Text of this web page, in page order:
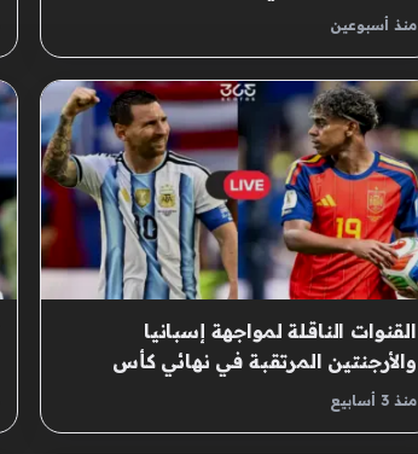
لكأس العالم
منذ أسبوعين
القنوات الناقلة لمواجهة إسبانيا
والأرجنتين المرتقبة في نهائي كأس
العالم لكرة القدممنذ 3 أسابيع